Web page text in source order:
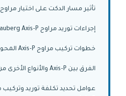
تأثير مسار الدكت على اختيار مراوح Blauberg Axis-P
إجراءات توريد مراوح Blauberg Axis-P في الكويت
خطوات تركيب مراوح Axis-P المحورية
الفرق بين Axis-P والأنواع الأخرى من مراوح الشفط